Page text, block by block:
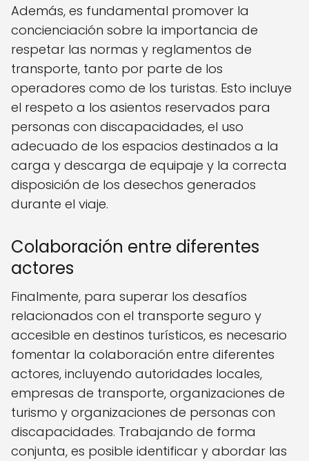
Además, es fundamental promover la
concienciación sobre la importancia de
respetar las normas y reglamentos de
transporte, tanto por parte de los
operadores como de los turistas. Esto incluye
el respeto a los asientos reservados para
personas con discapacidades, el uso
adecuado de los espacios destinados a la
carga y descarga de equipaje y la correcta
disposición de los desechos generados
durante el viaje.
Colaboración entre diferentes
actores
Finalmente, para superar los desafíos
relacionados con el transporte seguro y
accesible en destinos turísticos, es necesario
fomentar la colaboración entre diferentes
actores, incluyendo autoridades locales,
empresas de transporte, organizaciones de
turismo y organizaciones de personas con
discapacidades. Trabajando de forma
conjunta, es posible identificar y abordar las